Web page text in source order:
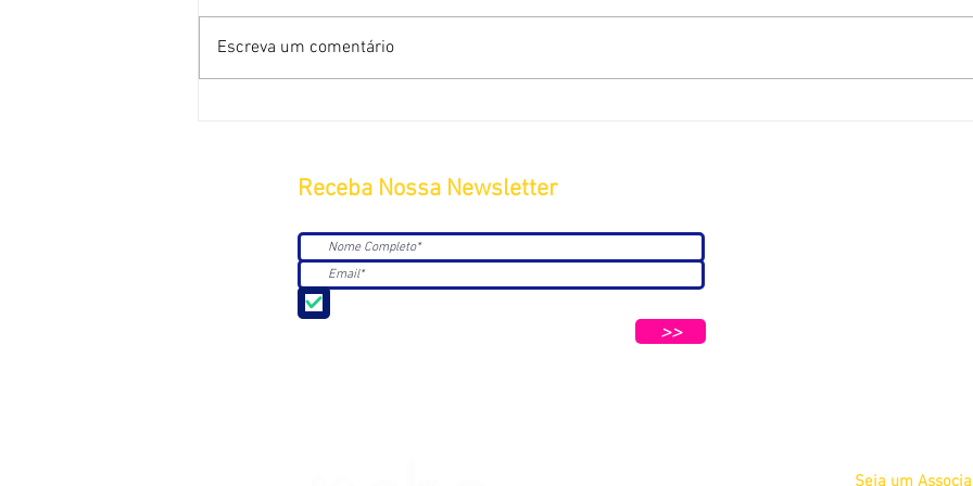
Escreva um comentário
Receba Nossa Newsletter
>>
Seja um